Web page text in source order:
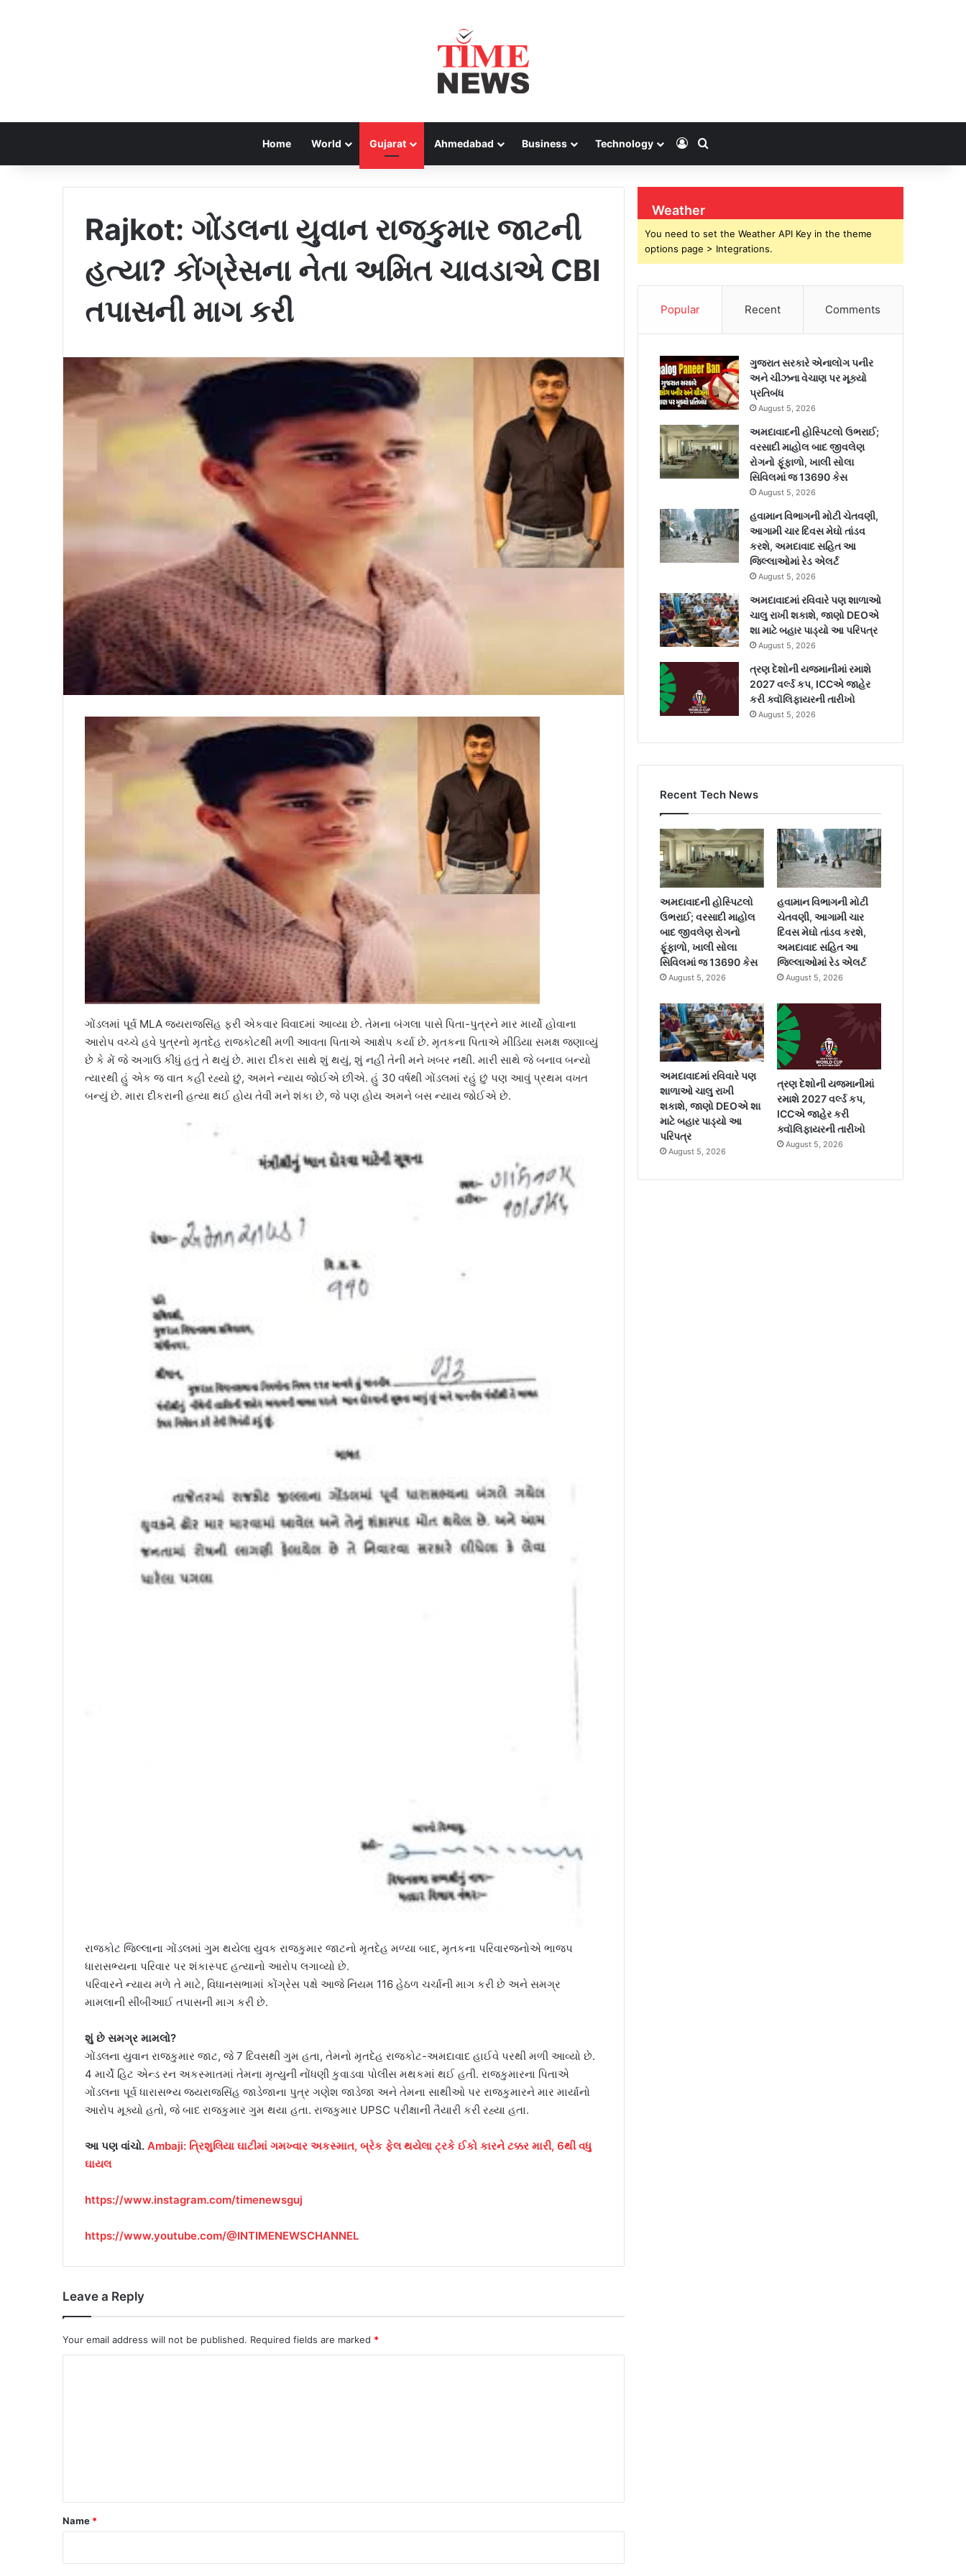
Home World Gujarat Ahmedabad Business Technology Log In
Rajkot: ગોંડલના યુવાન રાજકુમાર જાટની
હત્યા? કોંગ્રેસના નેતા અમિત ચાવડાએ CBI
તપાસની માગ કરી
ગોંડલમાં પૂર્વ MLA જયરાજસિંહ ફરી એકવાર વિવાદમાં આવ્યા છે. તેમના બંગલા પાસે પિતા-પુત્રને માર માર્યો હોવાના
આરોપ વચ્ચે હવે પુત્રનો મૃતદેહ રાજકોટથી મળી આવતા પિતાએ આક્ષેપ કર્યા છે. મૃતકના પિતાએ મીડિયા સમક્ષ જણાવ્યું
છે કે મેં જે અગાઉ કીધું હતું તે થયું છે. મારા દીકરા સાથે શું થયું, શું નહીં તેની મને ખબર નથી. મારી સાથે જે બનાવ બન્યો
ત્યારથી હું એક જ વાત કહી રહ્યો છું, અમને ન્યાય જોઈએ છીએ. હું 30 વર્ષથી ગોંડલમાં રહું છું પણ આવું પ્રથમ વખત
બન્યું છે. મારા દીકરાની હત્યા થઈ હોય તેવી મને શંકા છે, જે પણ હોય અમને બસ ન્યાય જોઈએ છે.
રાજકોટ જિલ્લાના ગોંડલમાં ગુમ થયેલા યુવક રાજકુમાર જાટનો મૃતદેહ મળ્યા બાદ, મૃતકના પરિવારજનોએ ભાજપ
ધારાસભ્યના પરિવાર પર શંકાસ્પદ હત્યાનો આરોપ લગાવ્યો છે.
પરિવારને ન્યાય મળે તે માટે, વિધાનસભામાં કોંગ્રેસ પક્ષે આજે નિયમ 116 હેઠળ ચર્ચાની માગ કરી છે અને સમગ્ર
મામલાની સીબીઆઈ તપાસની માગ કરી છે.
શું છે સમગ્ર મામલો?
ગોંડલના યુવાન રાજકુમાર જાટ, જે 7 દિવસથી ગુમ હતા, તેમનો મૃતદેહ રાજકોટ-અમદાવાદ હાઈવે પરથી મળી આવ્યો છે.
4 માર્ચે હિટ એન્ડ રન અકસ્માતમાં તેમના મૃત્યુની નોંધણી કુવાડવા પોલીસ મથકમાં થઈ હતી. રાજકુમારના પિતાએ
ગોંડલના પૂર્વ ધારાસભ્ય જયરાજસિંહ જાડેજાના પુત્ર ગણેશ જાડેજા અને તેમના સાથીઓ પર રાજકુમારને માર માર્યાનો
આરોપ મૂક્યો હતો, જે બાદ રાજકુમાર ગુમ થયા હતા. રાજકુમાર UPSC પરીક્ષાની તૈયારી કરી રહ્યા હતા.
આ પણ વાંચો. Ambaji: ત્રિશુલિયા ઘાટીમાં ગમખ્વાર અકસ્માત, બ્રેક ફેલ થયેલા ટ્રકે ઈકો કારને ટક્કર મારી, 6થી વધુ
ઘાયલ
https://www.instagram.com/timenewsguj
https://www.youtube.com/@INTIMENEWSCHANNEL
Leave a Reply
Your email address will not be published. Required fields are marked *
*
Name *
Weather
You need to set the Weather API Key in the theme
options page > Integrations.
Popular Recent Comments
ગુજરાત સરકારે એનાલોગ પનીર
અને ચીઝના વેચાણ પર મૂક્યો
પ્રતિબંધ
August 5, 2026
અમદાવાદની હોસ્પિટલો ઉભરાઈ;
વરસાદી માહોલ બાદ જીવલેણ
રોગનો ફૂંફાળો, ખાલી સોલા
સિવિલમાં જ 13690 કેસ
August 5, 2026
હવામાન વિભાગની મોટી ચેતવણી,
આગામી ચાર દિવસ મેઘો તાંડવ
કરશે, અમદાવાદ સહિત આ
જિલ્લાઓમાં રેડ એલર્ટ
August 5, 2026
અમદાવાદમાં રવિવારે પણ શાળાઓ
ચાલુ રાખી શકાશે, જાણો DEOએ
શા માટે બહાર પાડ્યો આ પરિપત્ર
August 5, 2026
ત્રણ દેશોની યજમાનીમાં રમાશે
2027 વર્લ્ડ કપ, ICCએ જાહેર
કરી ક્વૉલિફાયરની તારીખો
August 5, 2026
Recent Tech News
અમદાવાદની હોસ્પિટલો
ઉભરાઈ; વરસાદી માહોલ
બાદ જીવલેણ રોગનો
ફૂંફાળો, ખાલી સોલા
સિવિલમાં જ 13690 કેસ
August 5, 2026
હવામાન વિભાગની મોટી
ચેતવણી, આગામી ચાર
દિવસ મેઘો તાંડવ કરશે,
અમદાવાદ સહિત આ
જિલ્લાઓમાં રેડ એલર્ટ
August 5, 2026
અમદાવાદમાં રવિવારે પણ
શાળાઓ ચાલુ રાખી
શકાશે, જાણો DEOએ શા
માટે બહાર પાડ્યો આ
પરિપત્ર
August 5, 2026
ત્રણ દેશોની યજમાનીમાં
રમાશે 2027 વર્લ્ડ કપ,
ICCએ જાહેર કરી
ક્વૉલિફાયરની તારીખો
August 5, 2026